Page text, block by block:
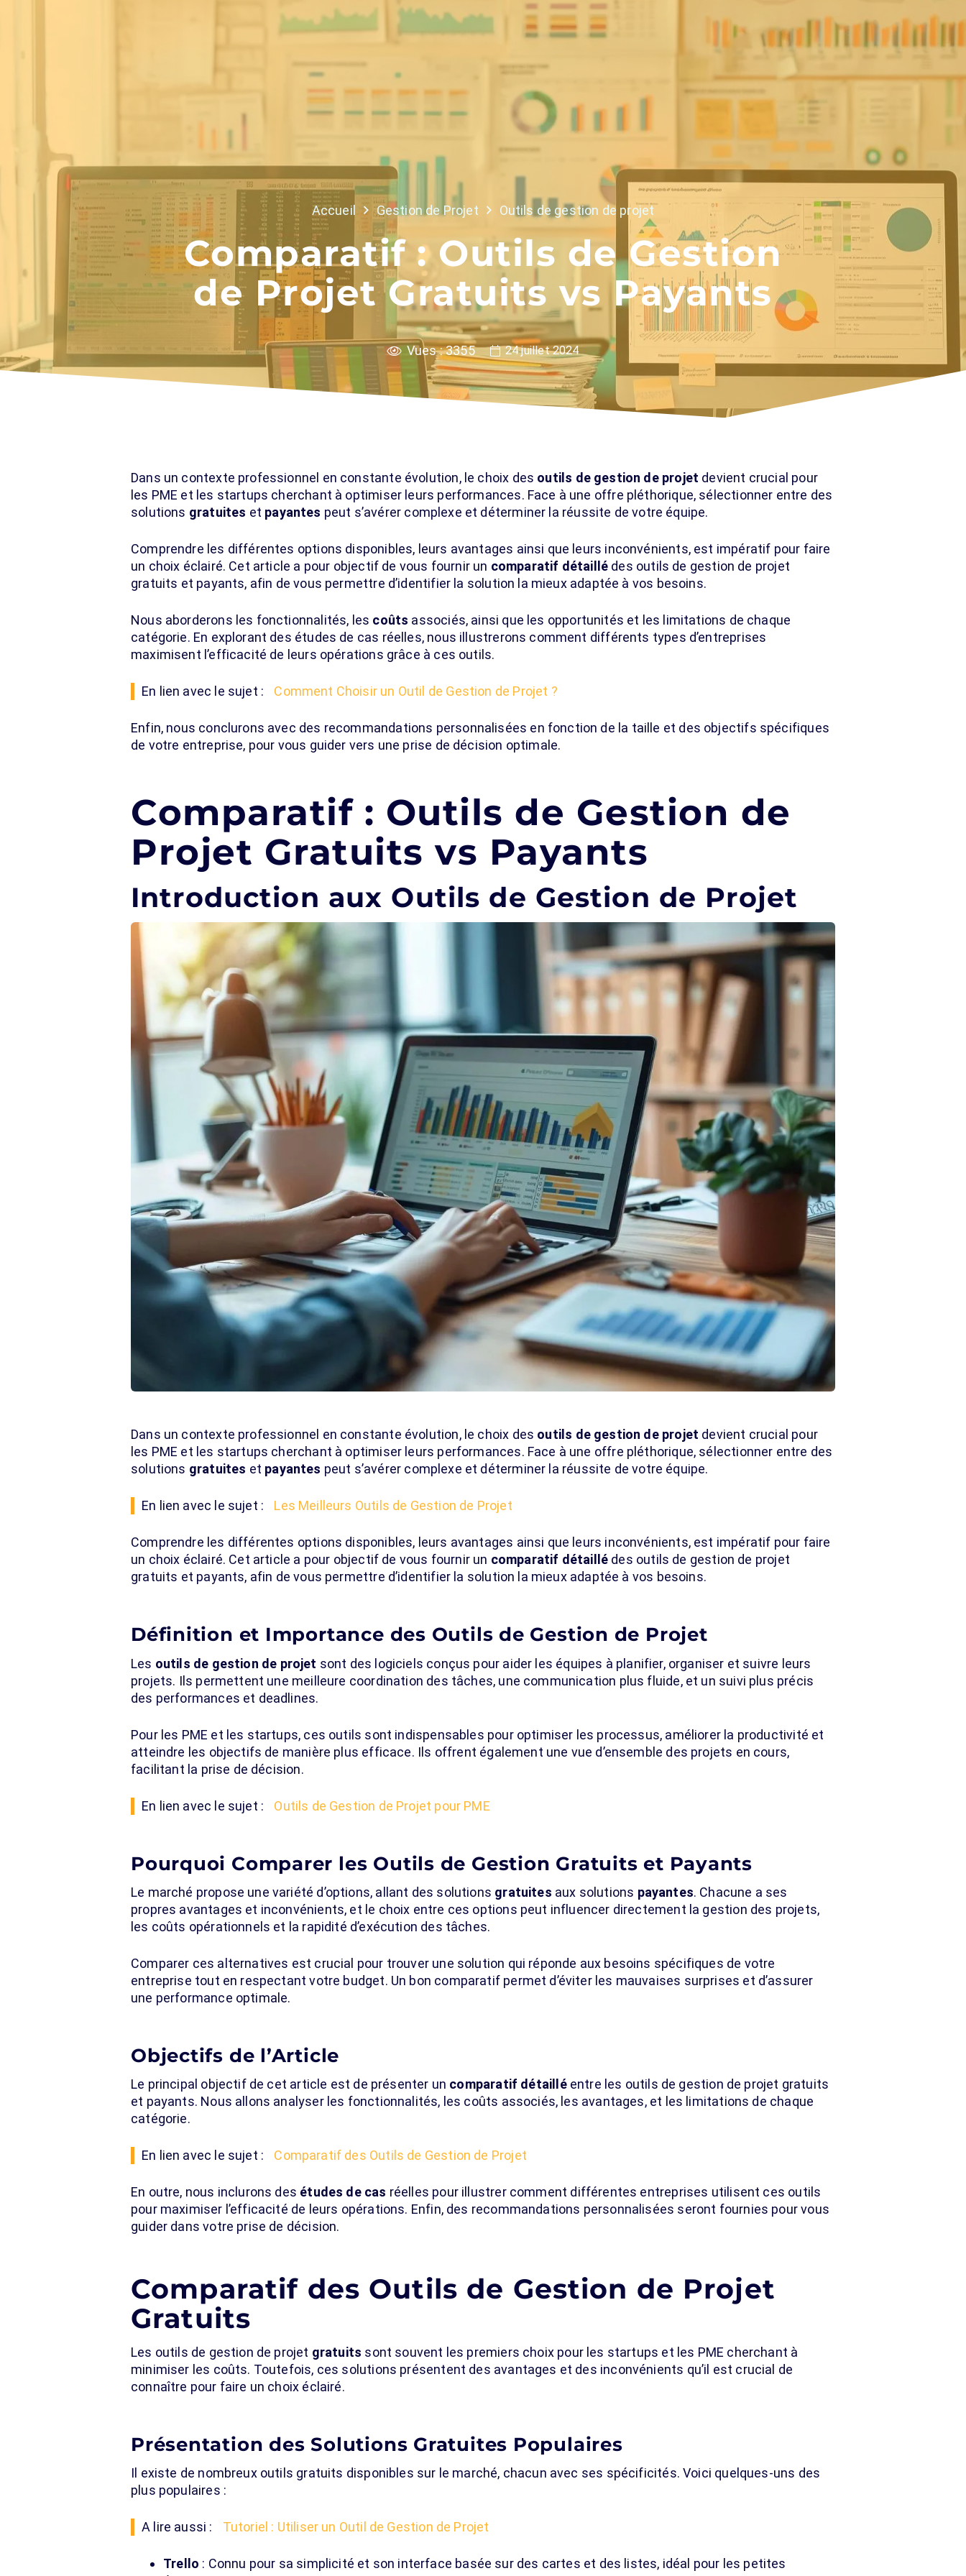
Accueil Gestion de Projet Outils de gestion de projet
Comparatif : Outils de Gestion
de Projet Gratuits vs Payants
Vues :3355 24 juillet 2024
Dans un contexte professionnel en constante évolution, le choix des outils de gestion de projet devient crucial pour
les PME et les startups cherchant à optimiser leurs performances. Face à une offre pléthorique, sélectionner entre des
solutions gratuites et payantes peut s’avérer complexe et déterminer la réussite de votre équipe.
Comprendre les différentes options disponibles, leurs avantages ainsi que leurs inconvénients, est impératif pour faire
un choix éclairé. Cet article a pour objectif de vous fournir un comparatif détaillé des outils de gestion de projet
gratuits et payants, afin de vous permettre d’identifier la solution la mieux adaptée à vos besoins.
Nous aborderons les fonctionnalités, les coûts associés, ainsi que les opportunités et les limitations de chaque
catégorie. En explorant des études de cas réelles, nous illustrerons comment différents types d’entreprises
maximisent l’efficacité de leurs opérations grâce à ces outils.
En lien avec le sujet : Comment Choisir un Outil de Gestion de Projet ?
Enfin, nous conclurons avec des recommandations personnalisées en fonction de la taille et des objectifs spécifiques
de votre entreprise, pour vous guider vers une prise de décision optimale.
Comparatif : Outils de Gestion de
Projet Gratuits vs Payants
Introduction aux Outils de Gestion de Projet
Dans un contexte professionnel en constante évolution, le choix des outils de gestion de projet devient crucial pour
les PME et les startups cherchant à optimiser leurs performances. Face à une offre pléthorique, sélectionner entre des
solutions gratuites et payantes peut s’avérer complexe et déterminer la réussite de votre équipe.
En lien avec le sujet : Les Meilleurs Outils de Gestion de Projet
Comprendre les différentes options disponibles, leurs avantages ainsi que leurs inconvénients, est impératif pour faire
un choix éclairé. Cet article a pour objectif de vous fournir un comparatif détaillé des outils de gestion de projet
gratuits et payants, afin de vous permettre d’identifier la solution la mieux adaptée à vos besoins.
Définition et Importance des Outils de Gestion de Projet
Les outils de gestion de projet sont des logiciels conçus pour aider les équipes à planifier, organiser et suivre leurs
projets. Ils permettent une meilleure coordination des tâches, une communication plus fluide, et un suivi plus précis
des performances et deadlines.
Pour les PME et les startups, ces outils sont indispensables pour optimiser les processus, améliorer la productivité et
atteindre les objectifs de manière plus efficace. Ils offrent également une vue d’ensemble des projets en cours,
facilitant la prise de décision.
En lien avec le sujet : Outils de Gestion de Projet pour PME
Pourquoi Comparer les Outils de Gestion Gratuits et Payants
Le marché propose une variété d’options, allant des solutions gratuites aux solutions payantes. Chacune a ses
propres avantages et inconvénients, et le choix entre ces options peut influencer directement la gestion des projets,
les coûts opérationnels et la rapidité d’exécution des tâches.
Comparer ces alternatives est crucial pour trouver une solution qui réponde aux besoins spécifiques de votre
entreprise tout en respectant votre budget. Un bon comparatif permet d’éviter les mauvaises surprises et d’assurer
une performance optimale.
Objectifs de l’Article
Le principal objectif de cet article est de présenter un comparatif détailléentre les outils de gestion de projet gratuits
et payants. Nous allons analyser les fonctionnalités, les coûts associés, les avantages, et les limitations de chaque
catégorie.
En lien avec le sujet : Comparatif des Outils de Gestion de Projet
En outre, nous inclurons des études de cas réelles pour illustrer comment différentes entreprises utilisent ces outils
pour maximiser l’efficacité de leurs opérations. Enfin, des recommandations personnalisées seront fournies pour vous
guider dans votre prise de décision.
Comparatif des Outils de Gestion de Projet
Gratuits
Les outils de gestion de projet gratuits sont souvent les premiers choix pour les startups et les PME cherchant à
minimiser les coûts. Toutefois, ces solutions présentent des avantages et des inconvénients qu’il est crucial de
connaître pour faire un choix éclairé.
Présentation des Solutions Gratuites Populaires
Il existe de nombreux outils gratuits disponibles sur le marché, chacun avec ses spécificités. Voici quelques-uns des
plus populaires :
A lire aussi : Tutoriel : Utiliser un Outil de Gestion de Projet
Trello : Connu pour sa simplicité et son interface basée sur des cartes et des listes, idéal pour les petites